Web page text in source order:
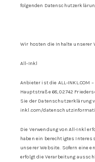
folgenden
Wir hosten die Inhalte unserer
All-Inkl
Anbieter ist die ALL-INKL.COM
Hauptstraße 68, 02742
Sie der Datenschutzerklärung
inkl.com/
Die Verwendung von All-Inkl
haben ein berechtigtes
unserer Website. Sofern eine
erfolgt die Verarbeitung